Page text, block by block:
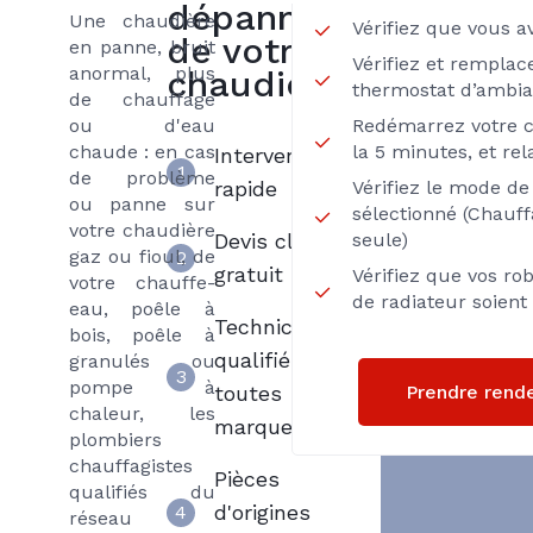
Une chaudière
en panne, bruit
anormal, plus
de chauffage
ou d'eau
chaude : en cas
de problème
ou panne sur
votre chaudière
gaz ou fioul, de
votre chauffe-
eau, poêle à
bois, poêle à
granulés ou
pompe à
chaleur, les
plombiers
chauffagistes
qualifiés du
réseau
Vérifiez que vous
Vérifiez et
thermostat
Redémarrez votre
la 5 minutes, et
Vérifiez le mode
sélectionné
seule)
Vérifiez que vos
de radiateur
Prendre
dépannage
de votre
chaudière
1
Intervention
rapide
2
Devis clair et
gratuit
3
Techniciens
qualifiés
toutes
marques
4
Pièces
d'origines